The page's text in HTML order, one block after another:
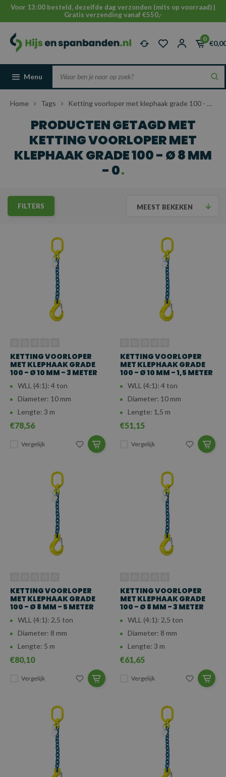
Voor 13:00 besteld, dezelfde dag verzonden (mits op voorraad) |
Gratis verzending vanaf €550,-
0
Menu
Home Tags Ketting voorloper met klephaak grade 100 - Ø 8 mm - 0
PRODUCTEN GETAGD MET
KETTING VOORLOPER MET
KLEPHAAK GRADE 100 - Ø 8 MM
- 0
FILTERS MEEST BEKEKEN
KETTING VOORLOPER
MET KLEPHAAK GRADE
100 - Ø 10 MM - 3 METER
WLL (4:1): 4 ton
Diameter: 10 mm
Lengte: 3 m
€78,56
Vergelijk
KETTING VOORLOPER
MET KLEPHAAK GRADE
100 - Ø 10 MM - 1,5 METER
WLL (4:1): 4 ton
Diameter: 10 mm
Lengte: 1,5 m
€51,15
Vergelijk
KETTING VOORLOPER
MET KLEPHAAK GRADE
100 - Ø 8 MM - 5 METER
WLL (4:1): 2,5 ton
Diameter: 8 mm
Lengte: 5 m
€80,10
Vergelijk
KETTING VOORLOPER
MET KLEPHAAK GRADE
100 - Ø 8 MM - 3 METER
WLL (4:1): 2,5 ton
Diameter: 8 mm
Lengte: 3 m
€61,65
Vergelijk